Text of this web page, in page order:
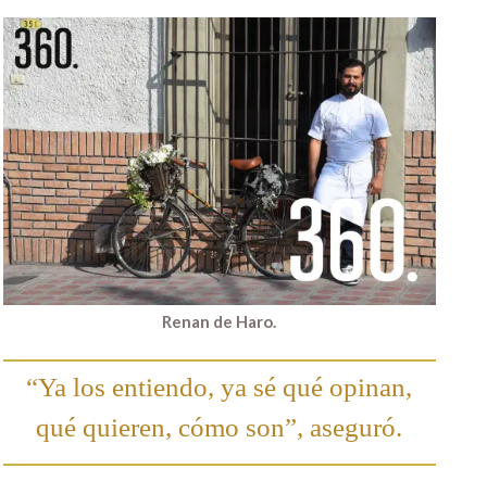
Renan de Haro.
“Ya los entiendo, ya sé qué opinan,
qué quieren, cómo son”, aseguró.